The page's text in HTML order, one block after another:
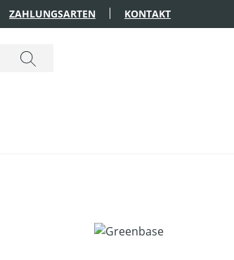
ZAHLUNGSARTEN KONTAKT